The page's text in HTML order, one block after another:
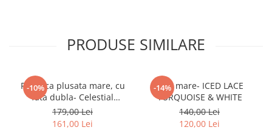
PRODUSE SIMILARE
-10%
Paturica plusata mare, cu
fata dubla- Celestial
Blue/White
179,00 Lei
161,00 Lei
-14%
Pled mare- ICED LACE
TURQUOISE & WHITE
140,00 Lei
120,00 Lei